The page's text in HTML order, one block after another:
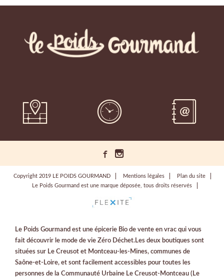
Copyright 2019 LE POIDS GOURMAND Mentions légales
Plan du site
Le Poids Gourmand est une marque déposée, tous droits réservés
Le Poids Gourmand est une épicerie Bio de vente en vrac qui vous
fait découvrir le mode de vie Zéro Déchet.Les deux boutiques sont
situées sur Le Creusot et Montceau-les-Mines, communes de
Saône-et-Loire, et sont facilement accessibles pour toutes les
personnes de la Communauté Urbaine Le Creusot-Montceau (Le